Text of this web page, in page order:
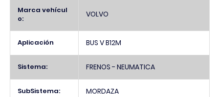
Información
Marca vehícul
o:
VOLVO
Aplicación BUS V B12M
Sistema: FRENOS - NEUMATICA
SubSistema: MORDAZA